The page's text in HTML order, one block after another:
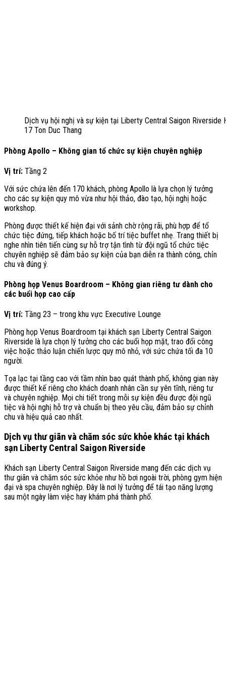
Dịch vụ hội nghị và sự kiện tại Liberty Central Saigon Riverside
17 Ton Duc Thang
Phòng Apollo – Không gian tổ chức sự kiện chuyên nghiệp
Vị trí: Tầng 2
Với sức chứa lên đến 170 khách, phòng Apollo là lựa chọn lý tưởng
cho các sự kiện quy mô vừa như hội thảo, đào tạo, hội nghị hoặc
workshop.
Phòng được thiết kế hiện đại với sảnh chờ rộng rãi, phù hợp để tổ
chức tiệc đứng, tiếp khách hoặc bố trí tiệc buffet nhẹ. Trang thiết bị
nghe nhìn tiên tiến cùng sự hỗ trợ tận tình từ đội ngũ tổ chức tiệc
chuyên nghiệp sẽ đảm bảo sự kiện của bạn diễn ra thành công, chỉn
chu và đúng ý.
Phòng họp Venus Boardroom – Không gian riêng tư dành cho
các buổi họp cao cấp
Vị trí: Tầng 23 – trong khu vực Executive Lounge
Phòng họp Venus Boardroom tại khách sạn Liberty Central Saigon
Riverside là lựa chọn lý tưởng cho các buổi họp mặt, trao đổi công
việc hoặc thảo luận chiến lược quy mô nhỏ, với sức chứa tối đa 10
người.
Tọa lạc tại tầng cao với tầm nhìn bao quát thành phố, không gian này
được thiết kế riêng cho khách doanh nhân cần sự yên tĩnh, riêng tư
và chuyên nghiệp. Mọi chi tiết trong mỗi sự kiện đều được đội ngũ
tiệc và hội nghị hỗ trợ và chuẩn bị theo yêu cầu, đảm bảo sự chỉnh
chu và hiệu quả cao nhất.
Dịch vụ thư giãn và chăm sóc sức khỏe khác tại khách
sạn Liberty Central Saigon Riverside
Khách sạn Liberty Central Saigon Riverside mang đến các dịch vụ
thư giãn và chăm sóc sức khỏe như hồ bơi ngoài trời, phòng gym hiện
đại và spa chuyên nghiệp. Đây là nơi lý tưởng để tái tạo năng lượng
sau một ngày làm việc hay khám phá thành phố.